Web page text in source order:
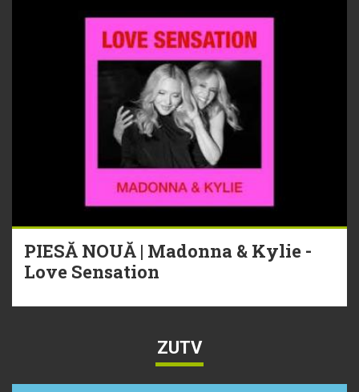
PIESĂ NOUĂ | Madonna & Kylie -
Love Sensation
ZUTV